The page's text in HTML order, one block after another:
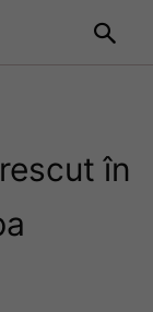
în